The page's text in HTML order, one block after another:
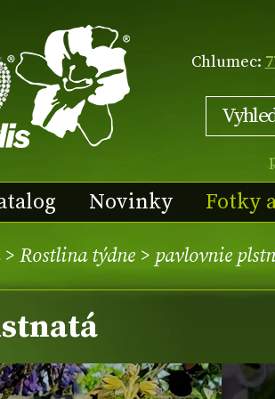
Chlumec:
Novinky Fotky
> Rostlina týdne > pavlovnie